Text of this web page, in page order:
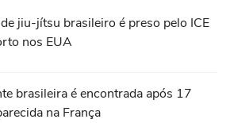
jiu-jítsu brasileiro é preso pelo ICE
nos EUA
brasileira é encontrada após 17
na França